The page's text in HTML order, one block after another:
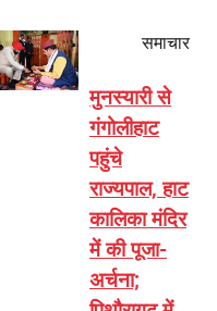
समाचार
मुनस्यारी से
गंगोलीहाट
पहुंचे
राज्यपाल, हाट
कालिका मंदिर
में की पूजा-
अर्चना;